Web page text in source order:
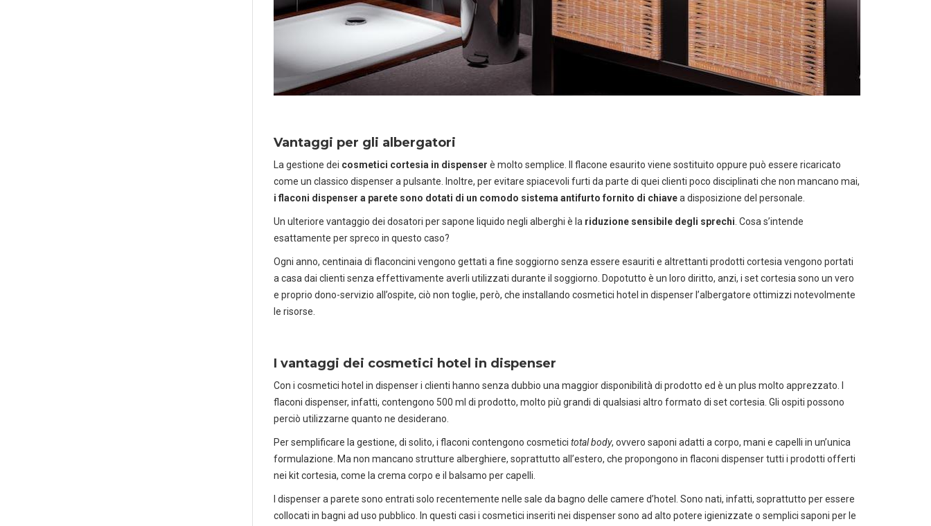
Scarica il catalogo horeca
Forniture per hotel, ristoranti e spa
Soluzioni per la pulizia professionale
Vantaggi per gli albergatori
La gestione dei cosmetici cortesia in dispenser è molto semplice. Il flacone esaurito viene sostituito oppure può essere ricaricato
come un classico dispenser a pulsante. Inoltre, per evitare spiacevoli furti da parte di quei clienti poco disciplinati che non mancano mai,
i flaconi dispenser a parete sono dotati di un comodo sistema antifurto fornito di chiavea disposizione del personale.
Un ulteriore vantaggio dei dosatori per sapone liquido negli alberghi è la riduzione sensibile degli sprechi. Cosa s’intende
esattamente per spreco in questo caso?
Ogni anno, centinaia di flaconcini vengono gettati a fine soggiorno senza essere esauriti e altrettanti prodotti cortesia vengono portati
a casa dai clienti senza effettivamente averli utilizzati durante il soggiorno. Dopotutto è un loro diritto, anzi, i set cortesia sono un vero
e proprio dono-servizio all’ospite, ciò non toglie, però, che installando cosmetici hotel in dispenser l’albergatore ottimizzi notevolmente
le risorse.
I vantaggi dei cosmetici hotel in dispenser
Con i cosmetici hotel in dispenser i clienti hanno senza dubbio una maggior disponibilità di prodotto ed è un plus molto apprezzato. I
flaconi dispenser, infatti, contengono 500 ml di prodotto, molto più grandi di qualsiasi altro formato di set cortesia. Gli ospiti possono
perciò utilizzarne quanto ne desiderano.
Per semplificare la gestione, di solito, i flaconi contengono cosmetici total body, ovvero saponi adatti a corpo, mani e capelli in un’unica
formulazione. Ma non mancano strutture alberghiere, soprattutto all’estero, che propongono in flaconi dispenser tutti i prodotti offerti
nei kit cortesia, come la crema corpo e il balsamo per capelli.
I dispenser a parete sono entrati solo recentemente nelle sale da bagno delle camere d’hotel. Sono nati, infatti, soprattutto per essere
collocati in bagni ad uso pubblico. In questi casi i cosmetici inseriti nei dispenser sono ad alto potere igienizzate o semplici saponi per le